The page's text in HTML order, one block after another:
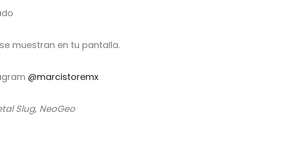
muestran en tu pantalla.
@marcistoremx
Slug, NeoGeo